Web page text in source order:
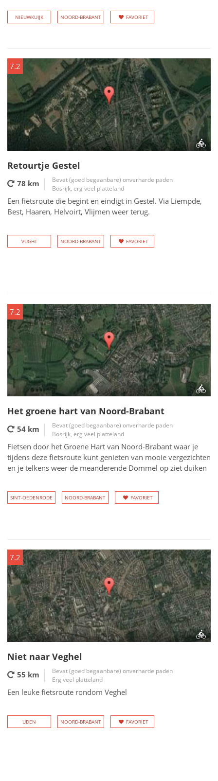
NIEUWKUIJK NOORD-BRABANT FAVORIET
7.2
Retourtje Gestel
78 km
Bevat (goed begaanbare) onverharde paden
Bosrijk, erg veel platteland
Een fietsroute die begint en eindigt in Gestel. Via Liempde,
Best, Haaren, Helvoirt, Vlijmen weer terug.
VUGHT NOORD-BRABANT FAVORIET
7.2
Het groene hart van Noord-Brabant
54 km
Bevat (goed begaanbare) onverharde paden
Bosrijk, erg veel platteland
Fietsen door het Groene Hart van Noord-Brabant waar je
tijdens deze fietsroute kunt genieten van mooie vergezichten
en je telkens weer de meanderende Dommel op ziet duiken
SINT-OEDENRODE NOORD-BRABANT FAVORIET
7.2
Niet naar Veghel
55 km
Bevat (goed begaanbare) onverharde paden
Erg veel platteland
Een leuke fietsroute rondom Veghel
UDEN NOORD-BRABANT FAVORIET